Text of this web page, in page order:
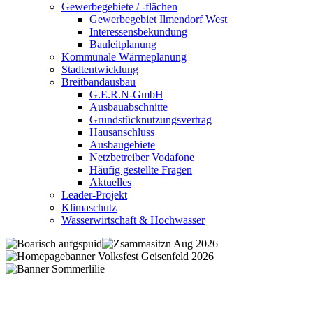
Gewerbegebiete / -flächen
Gewerbegebiet Ilmendorf West
Interessensbekundung
Bauleitplanung
Kommunale Wärmeplanung
Stadtentwicklung
Breitbandausbau
G.E.R.N-GmbH
Ausbauabschnitte
Grundstücknutzungsvertrag
Hausanschluss
Ausbaugebiete
Netzbetreiber Vodafone
Häufig gestellte Fragen
Aktuelles
Leader-Projekt
Klimaschutz
Wasserwirtschaft & Hochwasser